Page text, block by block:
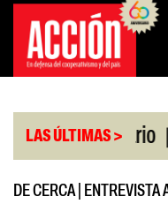
Saltar
contenido
LAS ÚLTIMAS >
de Rosario |
DE CERCA| ENTREVISTA